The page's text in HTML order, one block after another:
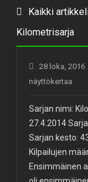
Kaikki
Kilometrisarja
28 loka, 2016
näyttökertaa
Sarjan nimi:
27.4.2014
Sarjan kesto:
Kilpailujen
Ensimmäinen